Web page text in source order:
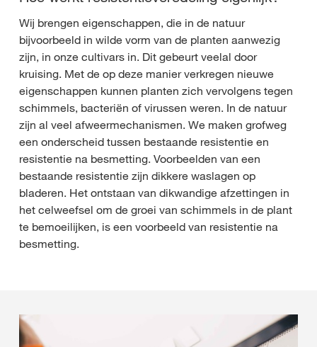
Wij brengen eigenschappen, die in de natuur
bijvoorbeeld in wilde vorm van de planten aanwezig
zijn, in onze cultivars in. Dit gebeurt veelal door
kruising. Met de op deze manier verkregen nieuwe
eigenschappen kunnen planten zich vervolgens tegen
schimmels, bacteriën of virussen weren. In de natuur
zijn al veel afweermechanismen. We maken grofweg
een onderscheid tussen bestaande resistentie en
resistentie na besmetting. Voorbeelden van een
bestaande resistentie zijn dikkere waslagen op
bladeren. Het ontstaan van dikwandige afzettingen in
het celweefsel om de groei van schimmels in de plant
te bemoeilijken, is een voorbeeld van resistentie na
besmetting.